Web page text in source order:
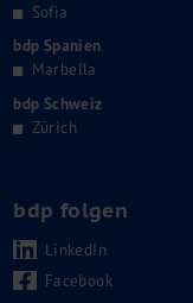
Sofia
bdp Spanien
Marbella
bdp Schweiz
Zürich
bdp folgen
LinkedIn
Facebook